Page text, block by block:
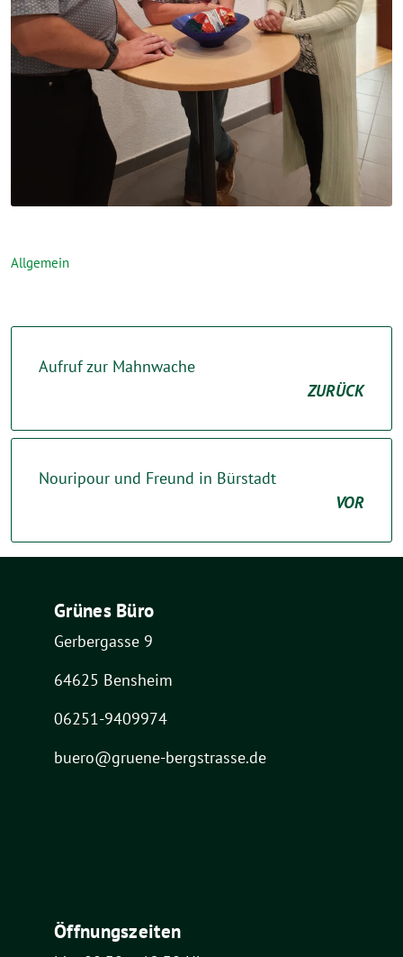
Allgemein
Aufruf zur Mahnwache
ZURÜCK
Nouripour und Freund in Bürstadt
VOR
Grünes Büro
Gerbergasse 9
64625 Bensheim
06251-9409974
buero@gruene-bergstrasse.de
Öffnungszeiten